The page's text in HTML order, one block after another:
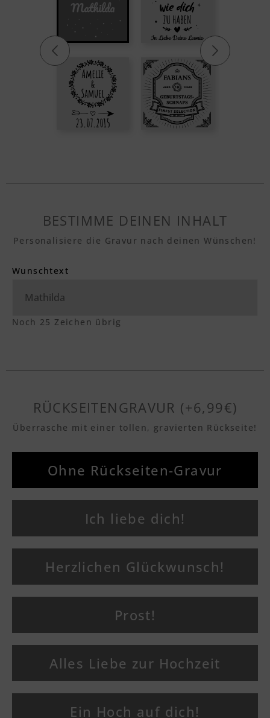
BESTIMME DEINEN INHALT
Personalisiere die Gravur nach deinen Wünschen!
Wunschtext
Noch 25 Zeichen übrig
RÜCKSEITENGRAVUR (+6,99€)
Überrasche mit einer tollen, gravierten Rückseite!
Ohne Rückseiten-Gravur
Ich liebe dich!
Herzlichen Glückwunsch!
Prost!
Alles Liebe zur Hochzeit
Ein Hoch auf dich!